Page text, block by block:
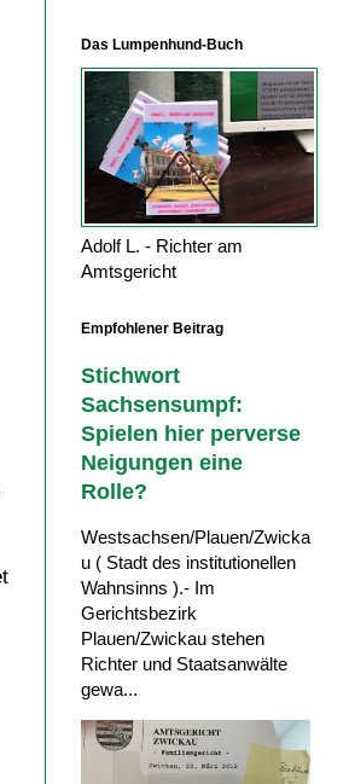
Das Lumpenhund-Buch
Adolf L. - Richter am
Amtsgericht
Empfohlener Beitrag
Stichwort
Sachsensumpf:
Spielen hier perverse
Neigungen eine
Rolle?
Westsachsen/Plauen/Zwicka
u ( Stadt des institutionellen
Wahnsinns ).- Im
Gerichtsbezirk
Plauen/Zwickau stehen
Richter und Staatsanwälte
gewa...